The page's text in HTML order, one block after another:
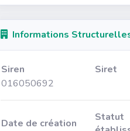
Informations
Siren Siret
016050692
Date de création
Statut